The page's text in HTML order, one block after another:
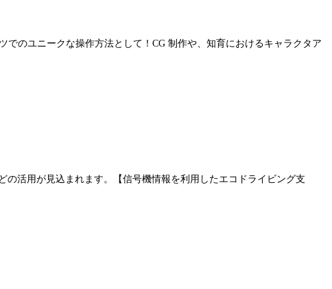
でのユニークな操作方法として！CG 制作や、知育におけるキャラクタア
活用が見込まれます。【信号機情報を利用したエコドライビング支